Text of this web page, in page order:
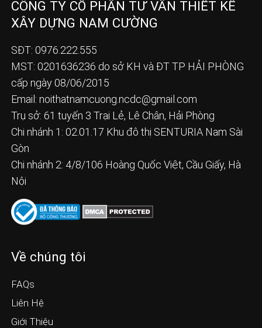
CÔNG TY CỔ PHẦN TƯ VẤN THIẾT KẾ
XÂY DỰNG NAM CƯỜNG
SĐT: 0976.222.555
MST: 0201636236 do sở KH và ĐT TP HẢI PHÒNG
cấp ngày 08/06/2015
Email: noithatnamcuong.ncdc@gmail.com
Trụ sở: 61 tuyến 3 Trại Lẻ, Lê Chân, Hải Phòng
Chi nhánh 1: 02.01.17 Khu đô thị SENTURIA Nam Sài
Gòn
Chi nhánh 2: 4/8/106 Hoàng Quốc Việt, Cầu Giấy, Hà
Nội
Về chúng tôi
FAQs
Liên Hệ
Giới Thiệu